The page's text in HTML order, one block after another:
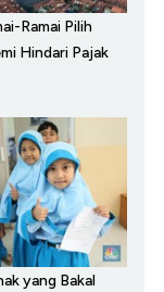
Ramai Pilih
Hindari Pajak
yang Bakal